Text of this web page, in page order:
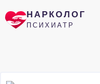
НАРКОЛОГ
ПСИХИАТР